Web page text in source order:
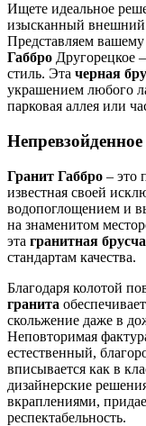
Ищете идеальное
изысканный внешний
Представляем
Габбро Другорецкое
стиль. Эта черная
украшением любого
парковая аллея или
Гранит Габбро – это
известная своей
водопоглощением и
на знаменитом
эта гранитная
стандартам качества.
Благодаря колотой
гранита
скольжение даже в
Неповторимая
естественный,
вписывается как в
дизайнерские
вкраплениями,
респектабельность.